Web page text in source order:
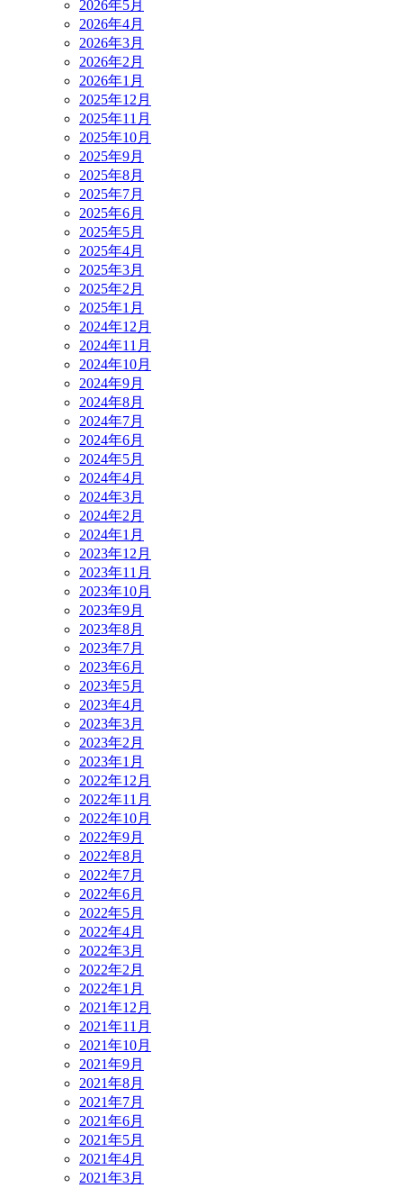
2026年5月
2026年4月
2026年3月
2026年2月
2026年1月
2025年12月
2025年11月
2025年10月
2025年9月
2025年8月
2025年7月
2025年6月
2025年5月
2025年4月
2025年3月
2025年2月
2025年1月
2024年12月
2024年11月
2024年10月
2024年9月
2024年8月
2024年7月
2024年6月
2024年5月
2024年4月
2024年3月
2024年2月
2024年1月
2023年12月
2023年11月
2023年10月
2023年9月
2023年8月
2023年7月
2023年6月
2023年5月
2023年4月
2023年3月
2023年2月
2023年1月
2022年12月
2022年11月
2022年10月
2022年9月
2022年8月
2022年7月
2022年6月
2022年5月
2022年4月
2022年3月
2022年2月
2022年1月
2021年12月
2021年11月
2021年10月
2021年9月
2021年8月
2021年7月
2021年6月
2021年5月
2021年4月
2021年3月